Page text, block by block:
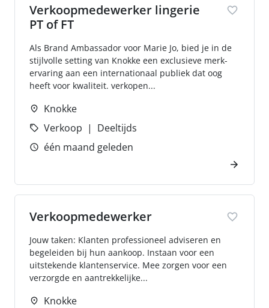
Verkoopmedewerker lingerie
PT of FT
Als Brand Ambassador voor Marie Jo, bied je in de
stijlvolle setting van Knokke een exclusieve merk-
ervaring aan een internationaal publiek dat oog
heeft voor kwaliteit. verkopen...
Knokke
Verkoop
Deeltijds
één maand geleden
Verkoopmedewerker
Jouw taken: Klanten professioneel adviseren en
begeleiden bij hun aankoop. Instaan voor een
uitstekende klantenservice. Mee zorgen voor een
verzorgde en aantrekkelijke...
Knokke